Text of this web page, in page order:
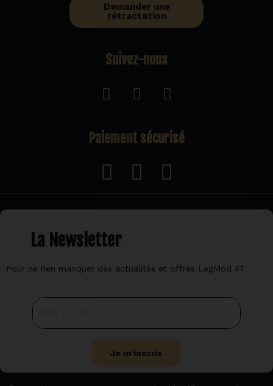
Demander une
rétractation
Suivez-nous
Paiement sécurisé
La Newsletter
Pour ne rien manquer des actualités et offres LegMod 47
Je m'inscris